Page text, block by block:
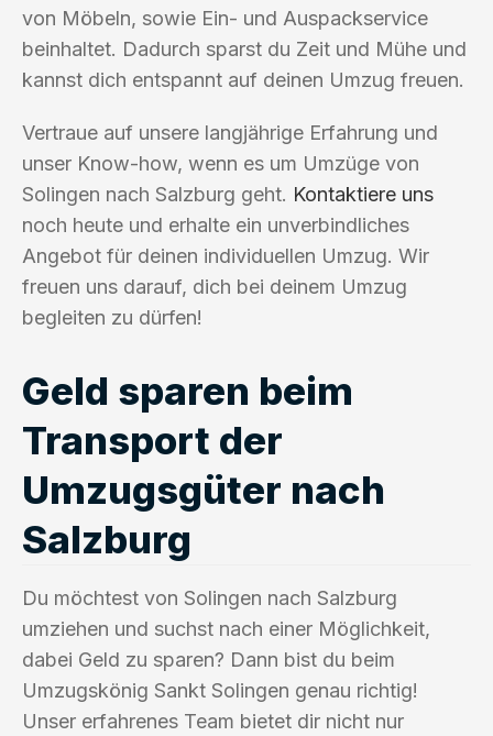
von Möbeln, sowie Ein- und Auspackservice
beinhaltet. Dadurch sparst du Zeit und Mühe und
kannst dich entspannt auf deinen Umzug freuen.
Vertraue auf unsere langjährige Erfahrung und
unser Know-how, wenn es um Umzüge von
Solingen nach Salzburg geht. Kontaktiere uns
noch heute und erhalte ein unverbindliches
Angebot für deinen individuellen Umzug. Wir
freuen uns darauf, dich bei deinem Umzug
begleiten zu dürfen!
Geld sparen beim
Transport der
Umzugsgüter nach
Salzburg
Du möchtest von Solingen nach Salzburg
umziehen und suchst nach einer Möglichkeit,
dabei Geld zu sparen? Dann bist du beim
Umzugskönig Sankt Solingen genau richtig!
Unser erfahrenes Team bietet dir nicht nur